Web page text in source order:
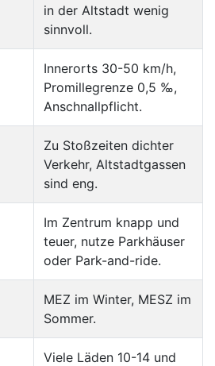
in der Altstadt wenig
sinnvoll.
Innerorts 30-50 km/h,
Promillegrenze 0,5 ‰,
Anschnallpflicht.
Zu Stoßzeiten dichter
Verkehr, Altstadtgassen
sind eng.
Im Zentrum knapp und
teuer, nutze Parkhäuser
oder Park-and-ride.
MEZ im Winter, MESZ im
Sommer.
Viele Läden 10-14 und